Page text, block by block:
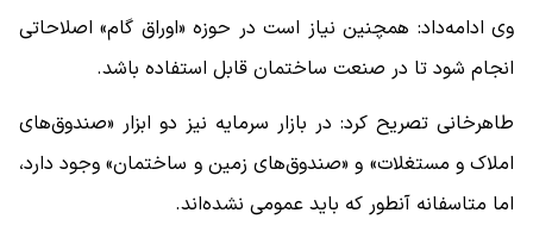
وی ادامه‌داد: همچنین نیاز است در حوزه «اوراق گام» اصلاحاتی
انجام شود تا در صنعت ساختمان قابل استفاده باشد.
طاهرخانی تصریح کرد: در بازار سرمایه نیز دو ابزار «صندوق‌های
املاک و مستغلات» و «صندوق‌های زمین و ساختمان» وجود دارد،
اما متاسفانه آنطور که باید عمومی نشده‌اند.